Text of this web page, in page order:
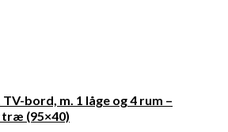
bord, m. 1 låge og 4 rum –
(95×40)